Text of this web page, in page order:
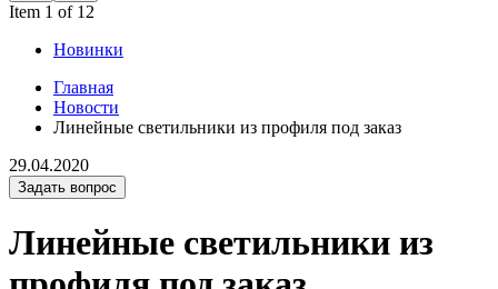
Item 1 of 12
Новинки
Главная
Новости
Линейные светильники из профиля под заказ
29.04.2020
Задать вопрос
Линейные светильники из